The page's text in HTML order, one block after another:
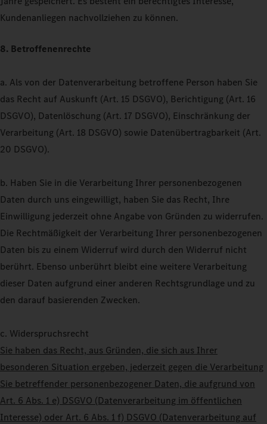
Kundenanliegen nachvollziehen zu können.
8. Betroffenenrechte
a. Als von der Datenverarbeitung betroffene Person haben Sie
das Recht auf Auskunft (Art. 15 DSGVO), Berichtigung (Art. 16
DSGVO), Datenlöschung (Art. 17 DSGVO), Einschränkung der
Verarbeitung (Art. 18 DSGVO) sowie Datenübertragbarkeit (Art.
20 DSGVO).
b. Haben Sie in die Verarbeitung Ihrer personenbezogenen
Daten durch uns eingewilligt, haben Sie das Recht, Ihre
Einwilligung jederzeit ohne Angabe von Gründen zu widerrufen.
Die Rechtmäßigkeit der Verarbeitung Ihrer personenbezogenen
Daten bis zu einem Widerruf wird durch den Widerruf nicht
berührt. Ebenso unberührt bleibt eine weitere Verarbeitung
dieser Daten aufgrund einer anderen Rechtsgrundlage und zu
den darauf basierenden Zwecken.
c. Widerspruchsrecht
Sie haben das Recht, aus Gründen, die sich aus Ihrer
besonderen Situation ergeben, jederzeit gegen die Verarbeitung
Sie betreffender personenbezogener Daten, die aufgrund von
Art. 6 Abs. 1 e) DSGVO (Datenverarbeitung im öffentlichen
Interesse) oder Art. 6 Abs. 1 f) DSGVO (Datenverarbeitung auf